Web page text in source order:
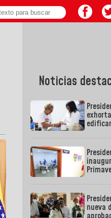
Noticias
nueva